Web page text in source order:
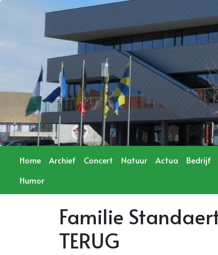
Home Archief Concert Natuur Actua Bedrijf
Humor
Familie
TERUG